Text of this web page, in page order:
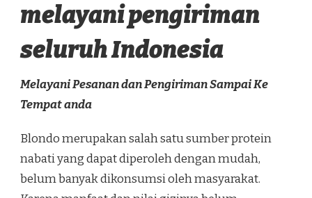
melayani pengiriman
seluruh Indonesia
Melayani Pesanan dan Pengiriman Sampai Ke
Tempat anda
Blondo merupakan salah satu sumber protein
nabati yang dapat diperoleh dengan mudah,
belum banyak dikonsumsi oleh masyarakat.